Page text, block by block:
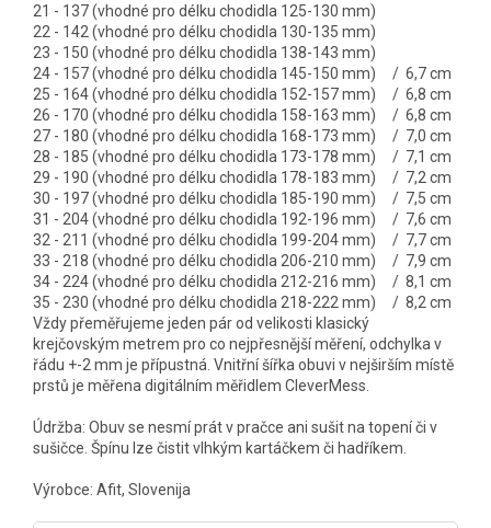
21 - 137 (vhodné pro délku chodidla 125-130 mm)
22 - 142 (vhodné pro délku chodidla 130-135 mm)
23 - 150 (vhodné pro délku chodidla 138-143 mm)
24 - 157 (vhodné pro délku chodidla 145-150 mm) / 6,7 cm
25 - 164 (vhodné pro délku chodidla 152-157 mm) / 6,8 cm
26 - 170 (vhodné pro délku chodidla 158-163 mm) / 6,8 cm
27 - 180 (vhodné pro délku chodidla 168-173 mm) / 7,0 cm
28 - 185 (vhodné pro délku chodidla 173-178 mm) / 7,1 cm
29 - 190 (vhodné pro délku chodidla 178-183 mm) / 7,2 cm
30 - 197 (vhodné pro délku chodidla 185-190 mm) / 7,5 cm
31 - 204 (vhodné pro délku chodidla 192-196 mm) / 7,6 cm
32 - 211 (vhodné pro délku chodidla 199-204 mm) / 7,7 cm
33 - 218 (vhodné pro délku chodidla 206-210 mm) / 7,9 cm
34 - 224 (vhodné pro délku chodidla 212-216 mm) / 8,1 cm
35 - 230 (vhodné pro délku chodidla 218-222 mm) / 8,2 cm
Vždy přeměřujeme jeden pár od velikosti klasický
krejčovským metrem pro co nejpřesnější měření, odchylka v
řádu +-2 mm je přípustná. Vnitřní šířka obuvi v nejširším místě
prstů je měřena digitálním měřidlem CleverMess.
Údržba: Obuv se nesmí prát v pračce ani sušit na topení či v
sušičce. Špínu lze čistit vlhkým kartáčkem či hadříkem.
Výrobce: Afit, Slovenija